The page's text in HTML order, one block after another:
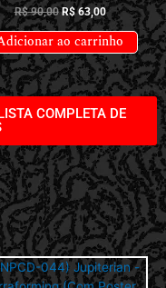
R$90,00 R$63,00
ao carrinho
COMPLETA DE